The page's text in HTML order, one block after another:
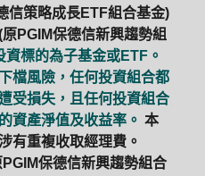
信策略成長ETF組合基金)
PGIM保德信新興趨勢組
標的為子基金或ETF。
檔風險，任何投資組合都
受損失，且任何投資組合
資產淨值及收益率。 本
有重複收取經理費。
保德信新興趨勢組合